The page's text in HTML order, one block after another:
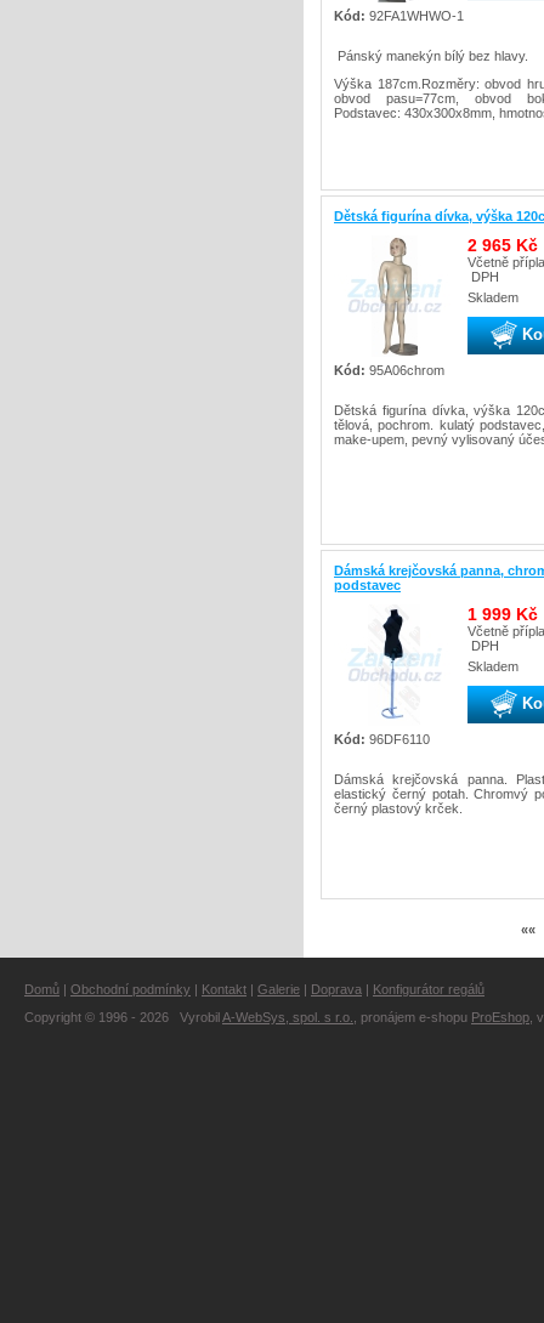
Kód: 92FA1WHWO-1
Pánský manekýn bílý bez hlavy.
Výška 187cm.Rozměry: obvod
obvod pasu=77cm, obvod
Podstavec: 430x300x8mm,
Dětská figurína dívka, výška
2 965 Kč
Včetně
DPH
Skladem
Kód: 95A06chrom
Dětská figurína dívka, výška
tělová, pochrom. kulatý
make-upem, pevný vylisovaný
Dámská krejčovská panna,
podstavec
1 999 Kč
Včetně
DPH
Skladem
Kód: 96DF6110
Dámská krejčovská panna.
elastický černý potah. Chromvý
černý plastový krček.
««
Domů | Obchodní podmínky | Kontakt | Galerie | Doprava | Konfigurátor regálů
Copyright © 1996 - 2026 VyrobilA-WebSys, spol. s r.o. , pronájem e-shopu ProEshop ,